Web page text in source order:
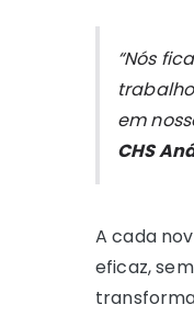
“Nós
em
CHS
A cada
eficaz,